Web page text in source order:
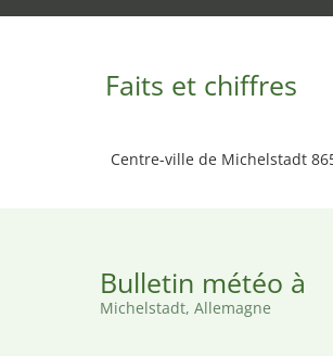
Faits et chiffres
Centre-ville de Michelstadt
Bulletin météo à
Michelstadt, Allemagne